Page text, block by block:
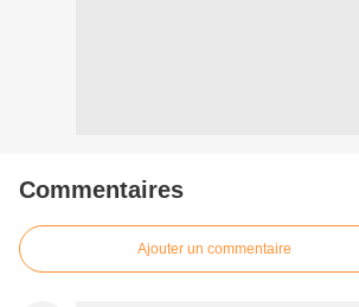
Commentaires
Ajouter un commentaire